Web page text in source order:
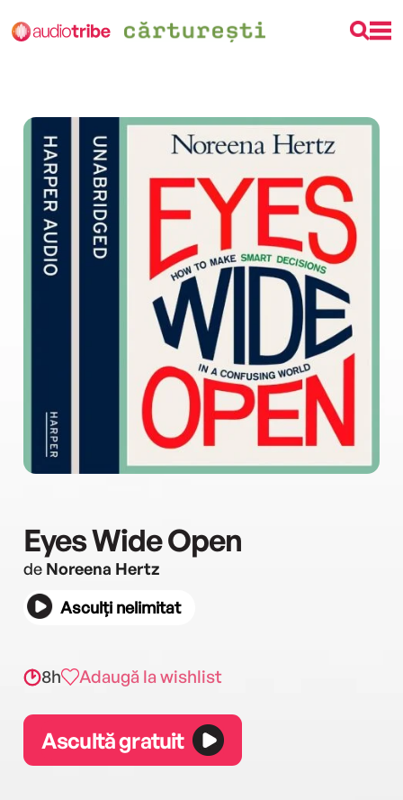
Eyes Wide Open
de Noreena Hertz
Asculți nelimitat
8h Adaugă la wishlist
Ascultă gratuit